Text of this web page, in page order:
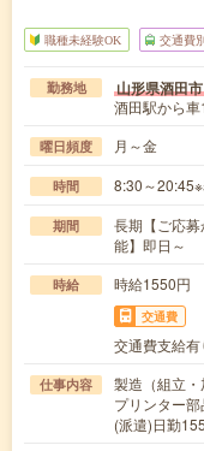
職種未経験OK 交通費
勤務地 山形県酒田市
酒田駅から
曜日頻度 月～金
時間 8:30～
期間
長期【ご応
能】即日～
時給 時給1550円
交通費
交通費支給有
仕事内容
製造（組立・
プリンター
(派遣)日勤